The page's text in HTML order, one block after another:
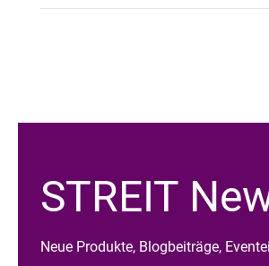
STREIT
Neue Produkte, Blogbeiträge,